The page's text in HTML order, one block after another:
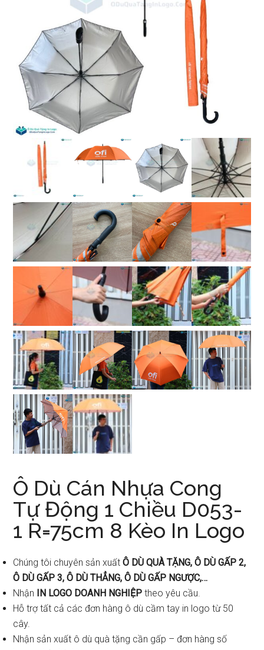
Ô Dù Cán Nhựa Cong
Tự Động 1 Chiều D053-
1 R=75cm 8 Kèo In Logo
Chúng tôi chuyên sản xuấtÔ DÙ QUÀ TẶNG, Ô DÙ GẤP 2,
Ô DÙ GẤP 3, Ô DÙ THẲNG, Ô DÙ GẤP NGƯỢC,…
Nhận IN LOGO DOANH NGHIỆP theo yêu cầu.
Hỗ trợ tất cả các đơn hàng ô dù cầm tay in logo từ 50
cây.
Nhận sản xuất ô dù quà tặng cần gấp – đơn hàng số